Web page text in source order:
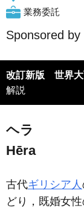
業務委託
Sponsored by
改訂新版 世界大
解説
ヘラ
Hēra
古代ギリシア人
どり，既婚女性